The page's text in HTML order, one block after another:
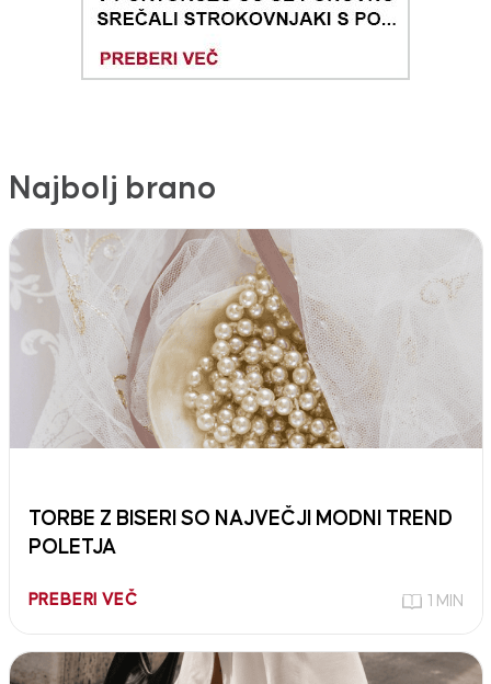
Najbolj brano
TORBE Z BISERI SO NAJVEČJI MODNI TREND
POLETJA
PREBERI VEČ 1 MIN